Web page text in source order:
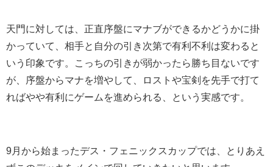
天門に対しては、正直序盤にマナブができるかどうかに掛
かっていて、相手と自分の引き次第で有利不利は変わると
いう印象です。こっちの引きが弱かったら勝ち目ないです
が、序盤からマナを増やして、ロストや宝剣を先手で打て
ればやや有利にゲームを進められる、という実感です。
9月から始まったデス・フェニックスカップでは、とりあえ